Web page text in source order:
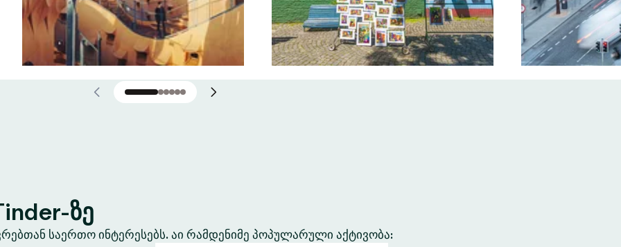
ზე
საერთო ინტერესებს. აი რამდენიმე პოპულარული აქტივობა: